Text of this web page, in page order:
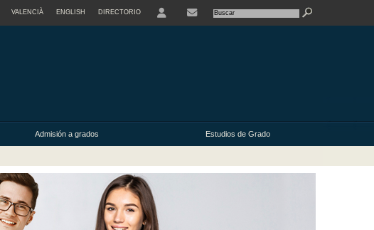
VALENCIÀ ENGLISH DIRECTORIO
Admisión a grados Estudios de Grado